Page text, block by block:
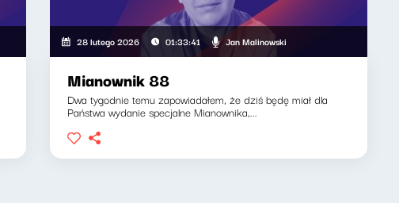
28 lutego 2026 01:33:41 Jan Malinowski
Mianownik 88
Dwa tygodnie temu zapowiadałem, że dziś będę miał dla
Państwa wydanie specjalne Mianownika,...